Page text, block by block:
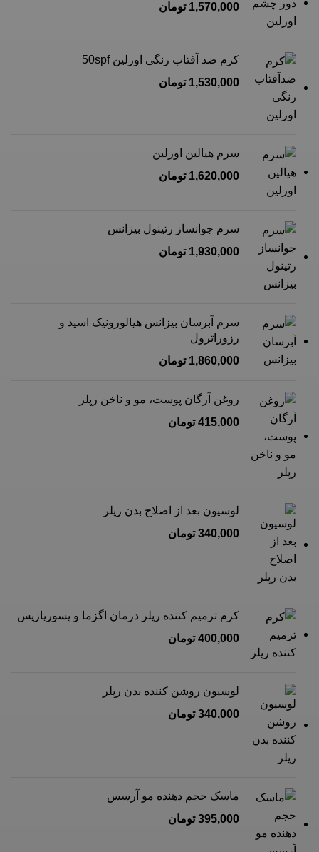
1,570,000 تومان
کرم ضد آفتاب رنگی اورلین 50spf
1,530,000 تومان
سرم هیالین اورلین
1,620,000 تومان
سرم جوانساز رتینول بیزانس
1,930,000 تومان
سرم آبرسان بیزانس هیالورونیک اسید و
رزوراترول
1,860,000 تومان
روغن آرگان پوست، مو و ناخن رپلر
415,000 تومان
لوسیون بعد از اصلاح بدن رپلر
340,000 تومان
کرم ترمیم کننده رپلر درمان اگزما و پسوریازیس
400,000 تومان
لوسیون روشن کننده بدن رپلر
340,000 تومان
ماسک حجم دهنده مو آرسس
395,000 تومان